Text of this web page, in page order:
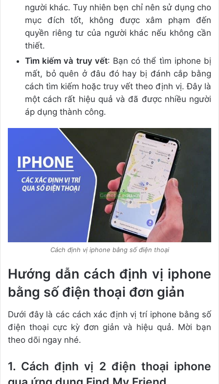
người khác. Tuy nhiên bẹn chỉ nên sử dụng cho
mục đích tốt, không được xâm phạm đến
quyền riêng tư của người khác nếu không cần
thiết.
Tìm kiếm và truy vết: Bạn có thể tìm iphone bị
mất, bỏ quên ở đâu đó hay bị đánh cắp bằng
cách tìm kiếm hoặc truy vết theo định vị. Đây là
một cách rất hiệu quả và đã được nhiều người
áp dụng thành công.
Cách định vị iphone bằng số điện thoại
Hướng dẫn cách định vị iphone
bằng số điện thoại đơn giản
Dưới đây là các cách xác định vị trí iphone bằng số
điện thoại cực kỳ đơn giản và hiệu quả. Mời bạn
theo dõi ngay nhé.
1. Cách định vị 2 điện thoại iphone